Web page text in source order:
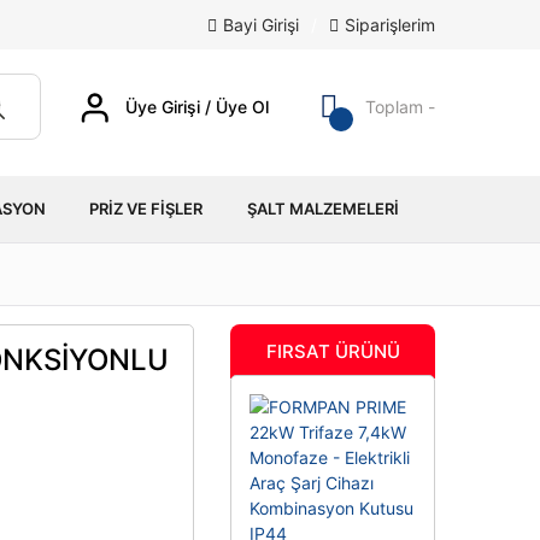
Bayi Girişi Siparişlerim
Üye Girişi / Üye Ol Toplam -
PRIZ VE FIŞLER ŞALT MALZEMELERI
FIRSAT ÜRÜNÜ